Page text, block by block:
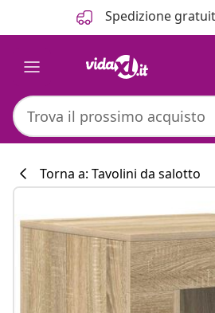
Spedizione
Torna a: Tavolini da salotto